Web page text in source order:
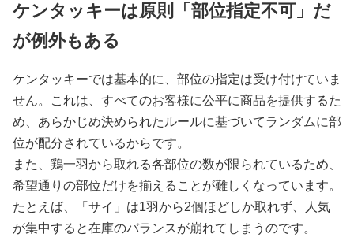
ケンタッキーは原則「部位指定不可」だ
が例外もある
ケンタッキーでは基本的に、部位の指定は受け付けていま
せん。これは、すべてのお客様に公平に商品を提供するた
め、あらかじめ決められたルールに基づいてランダムに部
位が配分されているからです。
また、鶏一羽から取れる各部位の数が限られているため、
希望通りの部位だけを揃えることが難しくなっています。
たとえば、「サイ」は1羽から2個ほどしか取れず、人気
が集中すると在庫のバランスが崩れてしまうのです。